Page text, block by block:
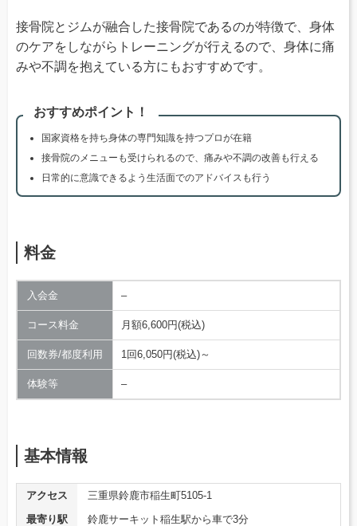
接骨院とジムが融合した接骨院であるのが特徴で、身体
のケアをしながらトレーニングが行えるので、身体に痛
みや不調を抱えている方にもおすすめです。
おすすめポイント！
国家資格を持ち身体の専門知識を持つプロが在籍
接骨院のメニューも受けられるので、痛みや不調の改善も行える
日常的に意識できるよう生活面でのアドバイスも行う
料金
入会金 –
コース料金 月額6,600円(税込)
回数券/都度利用 1回6,050円(税込)～
体験等 –
基本情報
アクセス
三重県鈴鹿市稲生町5105-1
最寄り駅
鈴鹿サーキット稲生駅から車で3分